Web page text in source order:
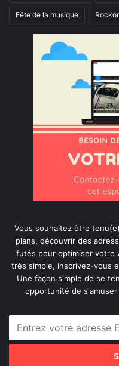
Fête de la musique
Vous souhaitez être
plans, découvrir des
futés pour optimiser votre
très simple, inscrivez-vous
Une façon simple de se
opportunité de